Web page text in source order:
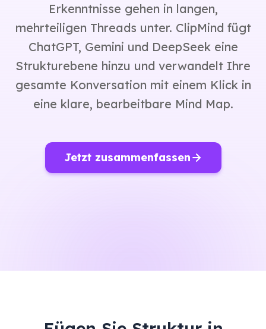
Erkenntnisse gehen in langen,
mehrteiligen Threads unter. ClipMind fügt
ChatGPT, Gemini und DeepSeek eine
Strukturebene hinzu und verwandelt Ihre
gesamte Konversation mit einem Klick in
eine klare, bearbeitbare Mind Map.
Jetzt zusammenfassen